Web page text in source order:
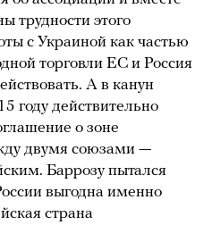
трудности этого
с Украиной как частью
торговли ЕС и Россия
А в канун
году действительно
о зоне
двумя союзами —
Баррозу пытался
выгодна именно
страна